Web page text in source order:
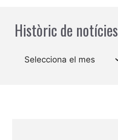
Històric de notícies
Arxius